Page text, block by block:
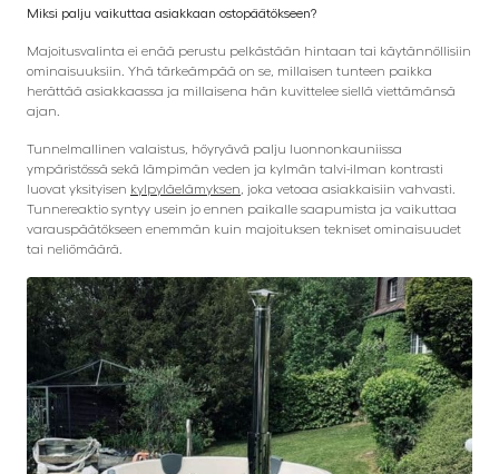
Miksi palju vaikuttaa asiakkaan ostopäätökseen?
Majoitusvalinta ei enää perustu pelkästään hintaan tai käytännöllisiin
ominaisuuksiin. Yhä tärkeämpää on se, millaisen tunteen paikka
herättää asiakkaassa ja millaisena hän kuvittelee siellä viettämänsä
ajan.
Tunnelmallinen valaistus, höyryävä palju luonnonkauniissa
ympäristössä sekä lämpimän veden ja kylmän talvi-ilman kontrasti
luovat yksityisen kylpyläelämyksen , joka vetoaa asiakkaisiin vahvasti.
Tunnereaktio syntyy usein jo ennen paikalle saapumista ja vaikuttaa
varauspäätökseen enemmän kuin majoituksen tekniset ominaisuudet
tai neliömäärä.